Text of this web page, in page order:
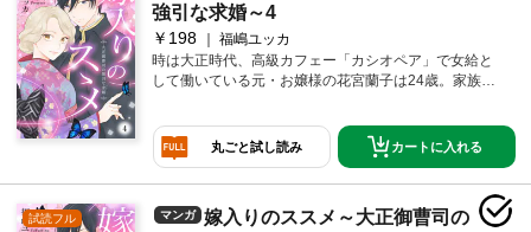
を結婚させる約束をしていたのだ。とはいえ、仕事も
楽しいし、結婚にもまだ興味のない蘭子は断るが、体
裁を保ちたい両親の勢いに押され、しぶしぶ蝶名橋家
へ向かうことに。そして当日、そこで待っていたの
は、カフェーでプレゼントをくれたあの無愛想な青
強引な求婚～4
￥198
福嶋ユッカ
時は大正時代、高級カフェー「カシオペア」で女給と
して働いている元・お嬢様の花宮蘭子は24歳。家族か
中に、見知らぬイケメン大学青年から突然プレゼント
をもらう。色めきだつ仕事仲間たちだったが、わけの
わからない蘭子は極めて冷静。だが、家ではとんでも
ない問題が起きていた。なんと、子爵の蝶名橋家から
蘭子に縁談の話が来ているという。実は祖父同士が孫
丸ごと試し読み カートに入れる
試読フル マンガ
嫁入りのススメ～大正御曹司の